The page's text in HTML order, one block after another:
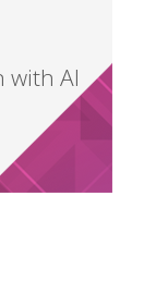
with AI